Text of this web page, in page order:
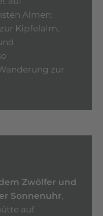
Almen:
Kipfelalm,
zur
Zwölfer und
Sonnenuhr,
auf